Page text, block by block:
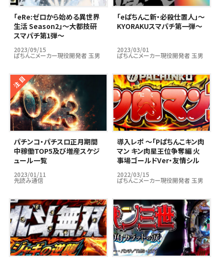
｢eRe:ゼロから始める異世界
生活 Season2」～大都技研
スマパチ第1弾～
2023/09/15
ぱちんこメーカー現役開発者 玉男
｢eぱちんこ新・必殺仕置人」～
KYORAKUスマパチ第一弾～
2023/03/01
ぱちんこメーカー現役開発者 玉男
パチンコ・パチスロ正月期間
中稼働TOP5及び増産スケジ
ュール一覧
2023/01/11
先読み通信
導入レポ ～「Pぱちんこキン肉
マン キン肉星王位争奪編 火
事場ゴールドVer・友情シル
バーVer」編～
2022/03/15
ぱちんこメーカー現役開発者 玉男